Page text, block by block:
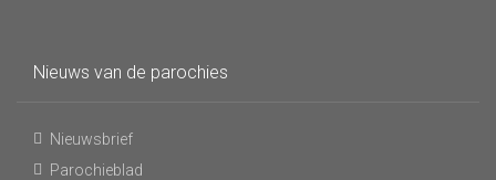
Nieuws van de parochies
Nieuwsbrief
Parochieblad